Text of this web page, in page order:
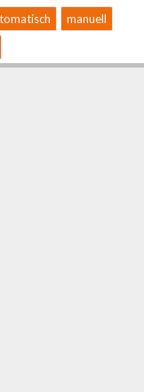
manuell